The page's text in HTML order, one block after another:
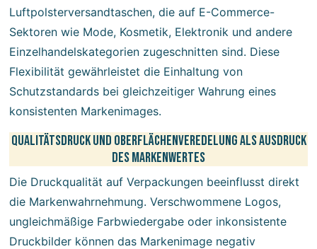
Luftpolsterversandtaschen, die auf E-Commerce-
Sektoren wie Mode, Kosmetik, Elektronik und andere
Einzelhandelskategorien zugeschnitten sind. Diese
Flexibilität gewährleistet die Einhaltung von
Schutzstandards bei gleichzeitiger Wahrung eines
konsistenten Markenimages.
Qualitätsdruck und Oberflächenveredelung als Ausdruck
des Markenwertes
Die Druckqualität auf Verpackungen beeinflusst direkt
die Markenwahrnehmung. Verschwommene Logos,
ungleichmäßige Farbwiedergabe oder inkonsistente
Druckbilder können das Markenimage negativ